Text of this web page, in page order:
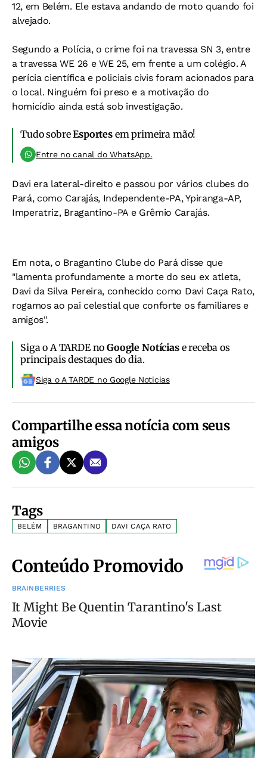
12, em Belém. Ele estava andando de moto quando foi
alvejado.
Segundo a Polícia, o crime foi na travessa SN 3, entre
a travessa WE 26 e WE 25, em frente a um colégio. A
perícia científica e policiais civis foram acionados para
o local. Ninguém foi preso e a motivação do
homicídio ainda está sob investigação.
Tudo sobreEsportesem primeira mão!
Entre no canal do WhatsApp.
Davi era lateral-direito e passou por vários clubes do
Pará, como Carajás, Independente-PA, Ypiranga-AP,
Imperatriz, Bragantino-PA e Grêmio Carajás.
Em nota, o Bragantino Clube do Pará disse que
"lamenta profundamente a morte do seu ex atleta,
Davi da Silva Pereira, conhecido como Davi Caça Rato,
rogamos ao pai celestial que conforte os familiares e
amigos".
Siga o A TARDE noGoogle Notíciase receba os
principais destaques do dia.
Siga o A TARDE no Google Noticias
Compartilhe essa notícia com seus
amigos
Tags
BELÉM BRAGANTINO DAVI CAÇA RATO